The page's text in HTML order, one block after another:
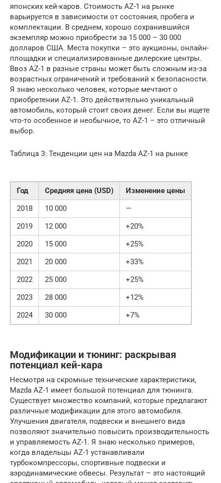
японских кей-каров. Стоимость AZ-1 на рынке
варьируется в зависимости от состояния, пробега и
комплектации. В среднем, хорошо сохранившийся
экземпляр можно приобрести за 15 000 – 30 000
долларов США. Места покупки – это аукционы, онлайн-
площадки и специализированные дилерские центры.
Ввоз AZ-1 в разные страны может быть сложным из-за
возрастных ограничений и требований к безопасности.
Я знаю несколько человек, которые мечтают о
приобретении AZ-1. Это действительно уникальный
автомобиль, который стоит своих денег. Если вы ищете
что-то особенное и необычное, то AZ-1 – это отличный
выбор.
Таблица 3: Тенденции цен на Mazda AZ-1 на рынке
Год Средняя цена (USD)
Изменение цены
2018
10 000
—
2019
12 000
+20%
2020
15 000
+25%
2021
20 000
+33%
2022
25 000
+25%
2023
28 000
+12%
2024
30 000 +7%
Модификации и тюнинг: раскрывая
потенциал кей-кара
Несмотря на скромные технические характеристики,
Mazda AZ-1 имеет большой потенциал для тюнинга.
Существует множество компаний, которые предлагают
различные модификации для этого автомобиля.
Улучшения двигателя, подвески и внешнего вида
позволяют значительно повысить производительность
и управляемость AZ-1. Я знаю несколько примеров,
когда владельцы AZ-1 устанавливали
турбокомпрессоры, спортивные подвески и
аэродинамические обвесы. Результат – это настоящий